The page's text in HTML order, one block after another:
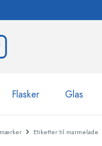
Flasker Glas
Vis alle
Etiketter til marmelade